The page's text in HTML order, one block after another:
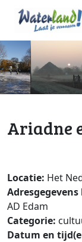
Ariadne
Locatie: Het
AD Edam
Categorie:
Datum en